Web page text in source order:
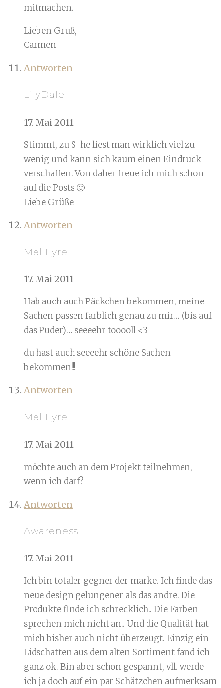
mitmachen.
Lieben Gruß,
Carmen
Antworten
LilyDale
17. Mai 2011
Stimmt, zu S-he liest man wirklich viel zu
wenig und kann sich kaum einen Eindruck
verschaffen. Von daher freue ich mich schon
auf die Posts 🙂
Liebe Grüße
Antworten
Mel Eyre
17. Mai 2011
Hab auch auch Päckchen bekommen, meine
Sachen passen farblich genau zu mir… (bis auf
das Puder)… seeeehr tooooll <3
du hast auch seeeehr schöne Sachen
bekommen!!!
Antworten
Mel Eyre
17. Mai 2011
möchte auch an dem Projekt teilnehmen,
wenn ich darf?
Antworten
Awareness
17. Mai 2011
Ich bin totaler gegner der marke. Ich finde das
neue design gelungener als das andre. Die
Produkte finde ich schrecklich.. Die Farben
sprechen mich nicht an.. Und die Qualität hat
mich bisher auch nicht überzeugt. Einzig ein
Lidschatten aus dem alten Sortiment fand ich
ganz ok. Bin aber schon gespannt, vll. werde
ich ja doch auf ein par Schätzchen aufmerksam